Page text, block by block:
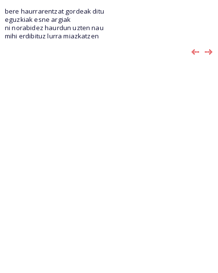
bere haurrarentzat gordeak ditu
eguzkiak esne argiak
ni norabidez haurdun uzten nau
mihi erdibituz lurra miazkatzen